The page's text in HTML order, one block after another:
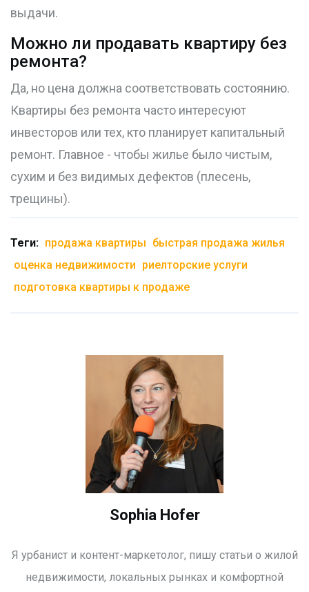
выдачи.
Можно ли продавать квартиру без
ремонта?
Да, но цена должна соответствовать состоянию.
Квартиры без ремонта часто интересуют
инвесторов или тех, кто планирует капитальный
ремонт. Главное - чтобы жилье было чистым,
сухим и без видимых дефектов (плесень,
трещины).
Теги: продажа квартиры быстрая продажа жилья
оценка недвижимости риелторские услуги
подготовка квартиры к продаже
Sophia Hofer
Я урбанист и контент-маркетолог, пишу статьи о жилой
недвижимости, локальных рынках и комфортной